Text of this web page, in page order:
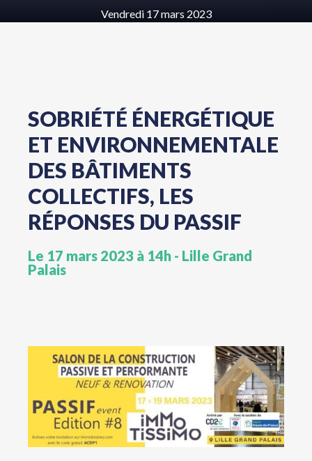
Vendredi 17 mars 2023
SOBRIÉTÉ ÉNERGÉTIQUE
ET ENVIRONNEMENTALE
DES BÂTIMENTS
COLLECTIFS, LES
RÉPONSES DU PASSIF
Le 17 mars 2023 à 14h - Lille Grand
Palais